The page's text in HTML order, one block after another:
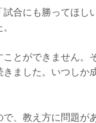
合にも勝ってほし
とができません。
ました。いつしか
、教え方に問題が